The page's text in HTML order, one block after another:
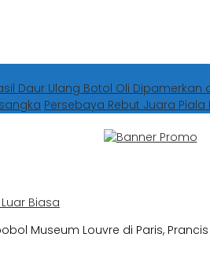
Daur Ulang Botol Oli Dipamerkan
Persebaya Rebut Juara Piala
Biasa
Museum Louvre di Paris, Prancis